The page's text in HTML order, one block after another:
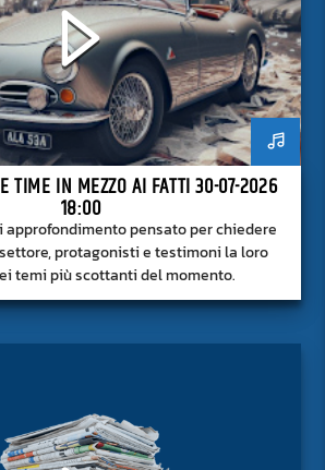
TIME IN MEZZO AI FATTI 30-07-2026
18:00
approfondimento pensato per chiedere
protagonisti e testimoni la loro
temi più scottanti del momento.